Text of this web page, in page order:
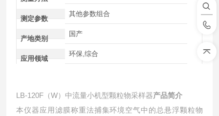
测定参数
其他参数组合
产地类别
国产
应用领域
环保,综合
LB-120F（W）中流量小机型颗粒物采样器产品简介
本仪器应用滤膜称重法捕集环境空气中的总悬浮颗粒物